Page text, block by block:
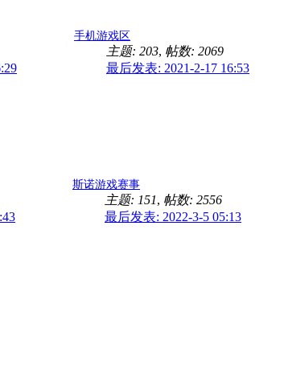
手机游戏区
主题: 203, 帖数: 2069
最后发表: 2021-2-17 16:53
斯诺游戏赛事
主题: 151, 帖数: 2556
最后发表: 2022-3-5 05:13